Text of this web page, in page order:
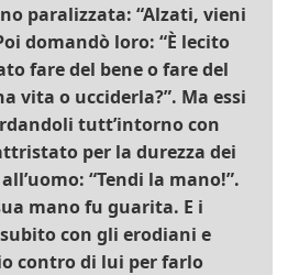
paralizzata: “Alzati, vieni
domandò loro: “È lecito
fare del bene o fare del
vita o ucciderla?”. Ma essi
tutt’intorno con
per la durezza dei
“Tendi la mano!”.
mano fu guarita. E i
con gli erodiani e
contro di lui per farlo